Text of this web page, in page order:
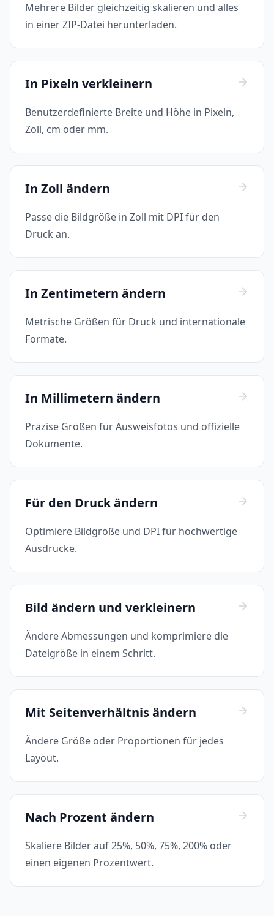
Mehrere Bilder gleichzeitig skalieren und alles
in einer ZIP-Datei herunterladen.
In Pixeln verkleinern
Benutzerdefinierte Breite und Höhe in Pixeln,
Zoll, cm oder mm.
In Zoll ändern
Passe die Bildgröße in Zoll mit DPI für den
Druck an.
In Zentimetern ändern
Metrische Größen für Druck und internationale
Formate.
In Millimetern ändern
Präzise Größen für Ausweisfotos und offizielle
Dokumente.
Für den Druck ändern
Optimiere Bildgröße und DPI für hochwertige
Ausdrucke.
Bild ändern und verkleinern
Ändere Abmessungen und komprimiere die
Dateigröße in einem Schritt.
Mit Seitenverhältnis ändern
Ändere Größe oder Proportionen für jedes
Layout.
Nach Prozent ändern
Skaliere Bilder auf 25%, 50%, 75%, 200% oder
einen eigenen Prozentwert.